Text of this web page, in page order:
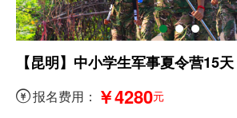
【昆明】中小学生军事夏令营15天
报名费用： ￥4280元